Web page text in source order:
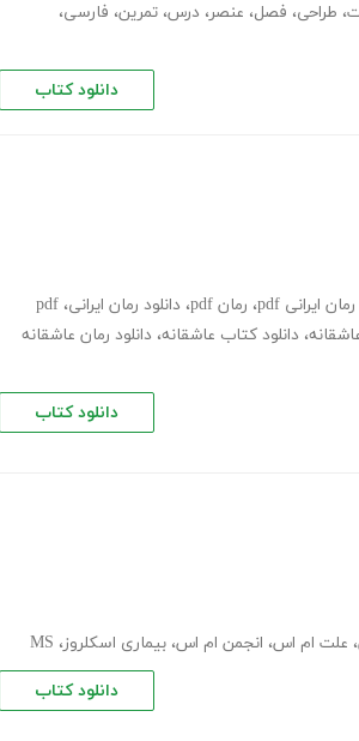
، طراحی، فصل، عنصر، درس، تمرین، فارسی،
دانلود کتاب
رمان ایرانی pdf ، رمان pdf ، دانلود رمان ایرانی، pdf
، دانلود کتاب عاشقانه، دانلود رمان عاشقانه
دانلود کتاب
، علت ام اس، انجمن ام اس، بیماری اسکلروز، MS
دانلود کتاب